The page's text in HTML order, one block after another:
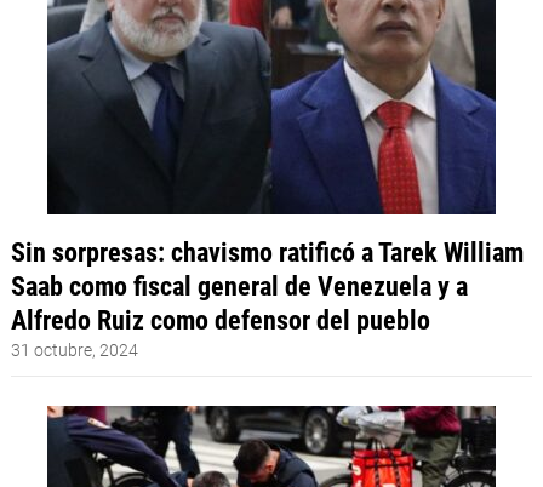
Sin sorpresas: chavismo ratificó a Tarek William
Saab como fiscal general de Venezuela y a
Alfredo Ruiz como defensor del pueblo
31 octubre, 2024